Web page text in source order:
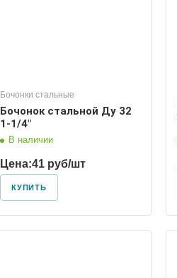
Бочонки стальные
Бочонок стальной Ду 32
1-1/4"
В наличии
Цена:41 руб/шт
КУПИТЬ